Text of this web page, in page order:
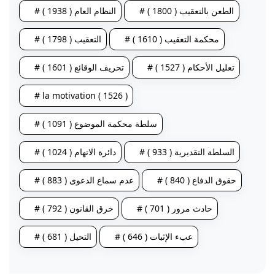
# النظام العام ( 1938 ) # الطعن بالتعقيب ( 1800 )
# التعقيب ( 1798 ) # محكمة التعقيب ( 1610 )
# تحريف الوقائع ( 1601 ) # تعليل الأحكام ( 1527 )
# la motivation ( 1526 )
# سلطة محكمة الموضوع ( 1091 )
# دائرة الاتهام ( 1024 ) # السلطة التقديرية ( 933 )
# عدم سماع الدعوى ( 883 ) # حقوق الدفاع ( 840 )
# خرق القانون ( 792 ) # حادث مرور ( 701 )
# التحيل ( 681 ) # عبء الإثبات ( 646 )